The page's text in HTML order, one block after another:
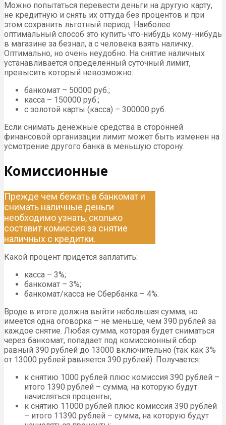
Можно попытаться перевести деньги на другую карту,
не кредитную и снять их оттуда без процентов и при
этом сохранить льготный период. Наиболее
оптимальный способ это купить что-нибудь кому-нибудь
в магазине за безнал, а с человека взять наличку.
Оптимально, но очень неудобно. На снятие наличных
устанавливается определенный суточный лимит,
превысить который невозможно:
банкомат – 50000 руб.;
касса – 150000 руб.;
с золотой карты (касса) – 300000 руб.
Если снимать денежные средства в сторонней
финансовой организации лимит может быть изменен на
усмотрение другого банка в меньшую сторону.
Комиссионные
Прежде чем бежать в банкомат и
снимать наличные деньги
необходимо узнать, сколько
составит комиссия за снятие
наличных с кредитки.
Какой процент придется заплатить:
касса – 3%;
банкомат – 3%;
банкомат/касса не Сбербанка – 4%.
Вроде в итоге должна выйти небольшая сумма, но
имеется одна оговорка – не меньше, чем 390 рублей за
каждое снятие. Любая сумма, которая будет сниматься
через банкомат, попадает под комиссионный сбор
равный 390 рублей до 13000 включительно (так как 3%
от 13000 рублей равняется 390 рублей). Получается:
к снятию 1000 рублей плюс комиссия 390 рублей –
итого 1390 рублей – сумма, на которую будут
начисляться проценты;
к снятию 11000 рублей плюс комиссия 390 рублей
– итого 11390 рублей – сумма, на которую будут